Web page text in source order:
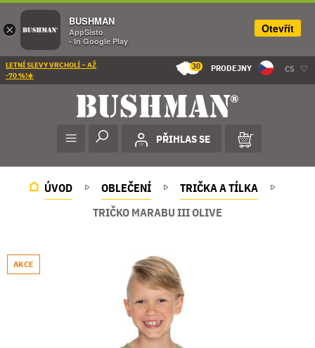
LETNÍ SLEVY VRCHOLÍ – AŽ
-70 %!☀️
30 PRODEJNY CS
PŘIHLAS SE
ÚVOD OBLEČENÍ
TRIČKA A TÍLKA
TRIČKO MARABU III OLIVE
AKCE
×
BUSHMAN
AppSisto
- In Google Play
Otevřít